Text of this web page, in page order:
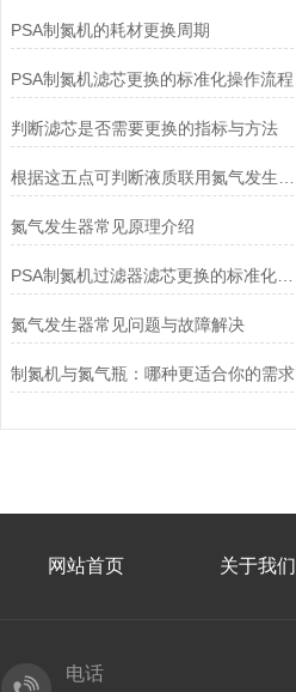
PSA制氮机的耗材更换周期
PSA制氮机滤芯更换的标准化操作流程
判断滤芯是否需要更换的指标与方法
氮气发生器常见原理介绍
PSA制氮机过滤器滤芯更换的标准化操作流程
氮气发生器常见问题与故障解决
制氮机与氮气瓶：哪种更适合你的需求
网站首页 关于我们
电话